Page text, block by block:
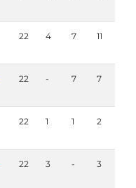
22 4 7 11
22 - 7 7
22 1 1 2
22 3 - 3